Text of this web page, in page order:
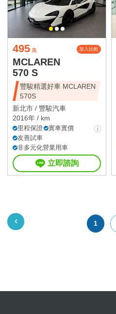
495 萬 加入比較
MCLAREN
570 S
豐駿精選好車 MCLAREN
570S
新北市 / 豐駿汽車
2016年 / km
里程保證
實車實價
友善試車
非多元化營業用車
立即諮詢
1